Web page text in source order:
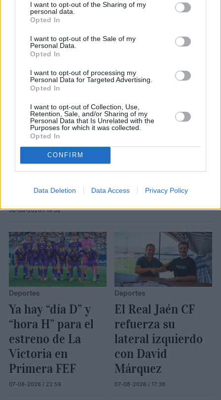
I want to opt-out of the Sharing of my
personal data.
Opted In
I want to opt-out of the Sale of my
Personal Data.
Opted In
I want to opt-out of processing my
Personal Data for Targeted Advertising.
Opted In
I want to opt-out of Collection, Use,
Retention, Sale, and/or Sharing of my
Personal Data that Is Unrelated with the
Purposes for which it was collected.
Opted In
CONFIRM
Data Deletion Data Access Privacy Policy
Deportes
Messi, a los 68 años
08-08-2026 / 19:52
Deportes
Ya hay “día D” y
“hora H” para el
estreno de La
Victoria en
Primera FEF
07-08-2026 / 22:59
Deportes
El Real Jaén CF
refuerza su
lateral izquierdo
con David
Márquez
07-08-2026 / 17:38